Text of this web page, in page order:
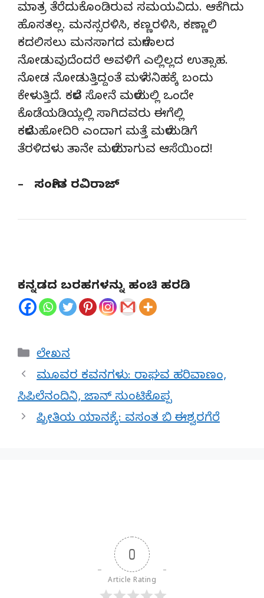
ಮಾತ್ರ ತೆರೆದುಕೊಂಡಿರುವ ಸಮಯವಿದು. ಆಕೆಗಿದು
ಹೊಸತಲ್ಲ. ಮನಸ್ಸರಳಿಸಿ, ಕಣ್ಣರಳಿಸಿ, ಕಣ್ಣಾಲಿ
ಕದಲಿಸಲು ಮನಸಾಗದ ಮಳೆಗಾಲದ
ನೋಡುವುದೆಂದರೆ ಅವಳಿಗೆ ಎಲ್ಲಿಲ್ಲದ ಉತ್ಸಾಹ.
ನೋಡ ನೋಡುತ್ತಿದ್ದಂತೆ ಮಳೆ ಸನಿಹಕ್ಕೆ ಬಂದು
ಕೇಳುತ್ತಿದೆ. ಕಳೆದ ಸೋನೆ ಮಳೆಯಲ್ಲಿ ಒಂದೇ
ಕೊಡೆಯಡಿಯ್ಲಲ್ಲಿ ಸಾಗಿದವರು ಈಗೆಲ್ಲಿ
ಕಳೆದುಹೋದಿರಿ ಎಂದಾಗ ಮತ್ತೆ ಮಳೆಯಡಿಗೆ
ತೆರಳಿದಳು ತಾನೇ ಮಳೆಯಾಗುವ ಆಸೆಯಿಂದ!
– ಸಂಗೀತ ರವಿರಾಜ್
ಕನ್ನಡದ ಬರಹಗಳನ್ನು ಹಂಚಿ ಹರಡಿ
Categories
ಲೇಖನ
ಮೂವರ ಕವನಗಳು: ರಾಘವ ಹರಿವಾಣಂ,
ಸಿಪಿಲೆನಂದಿನಿ, ಜಾನ್ ಸುಂಟಿಕೊಪ್ಪ
ಪ್ರೀತಿಯ ಯಾನಕ್ಕೆ: ವಸಂತ ಬಿ ಈಶ್ವರಗೆರೆ
0
Article Rating